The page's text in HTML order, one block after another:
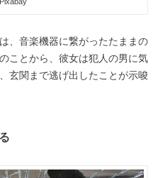
、音楽機器に繋がったたままの
ことから、彼女は犯人の男に気
玄関まで逃げ出したことが示唆